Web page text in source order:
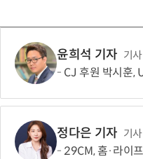
윤희석 기자 기
CJ 후원 박시훈, U-20
정다은 기자 기
29CM, 홈·라이프스타일